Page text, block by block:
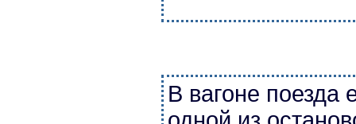
В вагоне поезда